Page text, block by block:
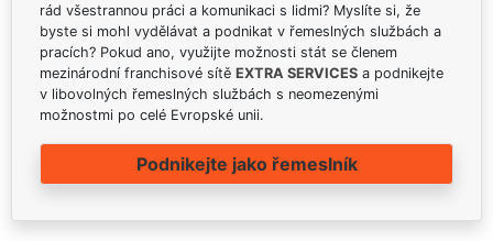
rád všestrannou práci a komunikaci s lidmi? Myslíte si, že
byste si mohl vydělávat a podnikat v řemeslných službách a
pracích? Pokud ano, využijte možnosti stát se členem
mezinárodní franchisové sítě EXTRA SERVICES a podnikejte
v libovolných řemeslných službách s neomezenými
možnostmi po celé Evropské unii.
Podnikejte jako řemeslník